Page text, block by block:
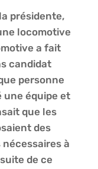
présidente,
locomotive
a fait
candidat
personne
une équipe et
que les
des
à
de ce